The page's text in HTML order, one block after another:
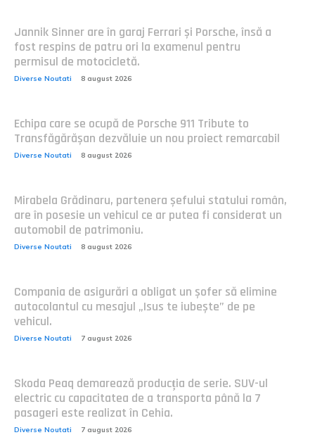
Jannik Sinner are în garaj Ferrari și Porsche, însă a
fost respins de patru ori la examenul pentru
permisul de motocicletă.
Diverse Noutati 8 august 2026
Echipa care se ocupă de Porsche 911 Tribute to
Transfăgărășan dezvăluie un nou proiect remarcabil
Diverse Noutati 8 august 2026
Mirabela Grădinaru, partenera șefului statului român,
are în posesie un vehicul ce ar putea fi considerat un
automobil de patrimoniu.
Diverse Noutati 8 august 2026
Compania de asigurări a obligat un șofer să elimine
autocolantul cu mesajul „Isus te iubește” de pe
vehicul.
Diverse Noutati 7 august 2026
Skoda Peaq demarează producția de serie. SUV-ul
electric cu capacitatea de a transporta până la 7
pasageri este realizat în Cehia.
Diverse Noutati 7 august 2026